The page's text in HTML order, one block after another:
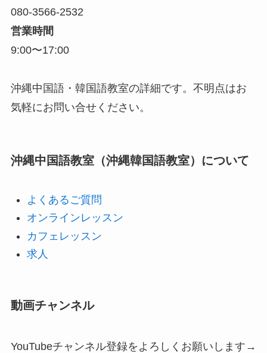
080-3566-2532
営業時間
9:00〜17:00
沖縄中国語・韓国語教室の詳細です。不明点はお
気軽にお問い合せください。
沖縄中国語教室（沖縄韓国語教室）について
よくあるご質問
オンラインレッスン
カフェレッスン
求人
動画チャンネル
YouTubeチャンネル登録をよろしくお願いします→